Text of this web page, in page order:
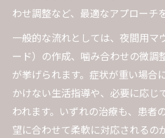
わせ調整など、最適なアプローチ
一般的な流れとしては、夜間用マ
ード）の作成、噛み合わせの微調
が挙げられます。症状が重い場合
かけない生活指導や、必要に応じ
われます。いずれの治療も、患者
望に合わせて柔軟に対応されるの